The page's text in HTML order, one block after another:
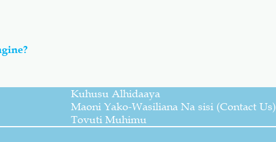
Kuhusu Alhidaaya
Maoni Yako-Wasiliana Na sisi (Contact Us)
Tovuti Muhimu